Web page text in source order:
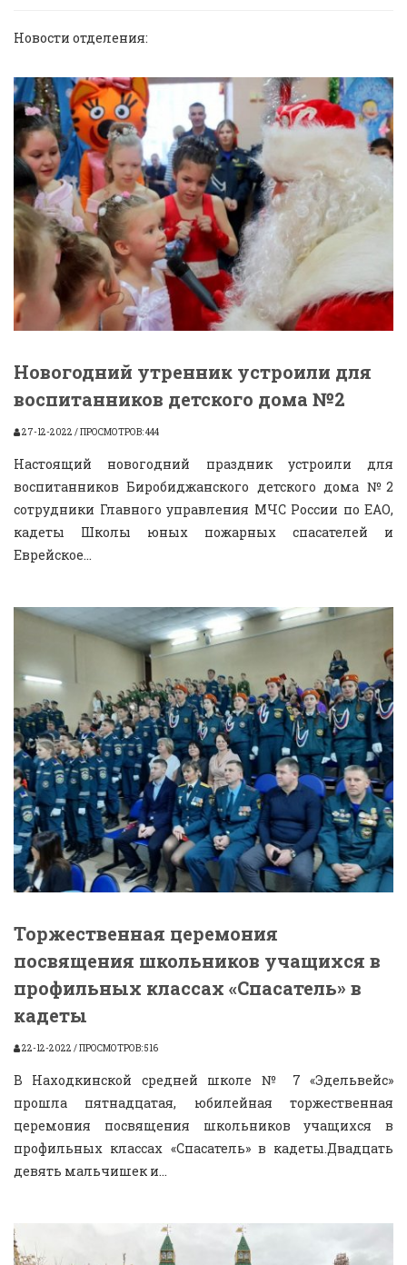
Новости отделения:
Новогодний утренник устроили для
воспитанников детского дома №2
27-12-2022 / ПРОСМОТРОВ: 444
Настоящий новогодний праздник устроили для
воспитанников Биробиджанского детского дома №2
сотрудники Главного управления МЧС России по ЕАО,
кадеты Школы юных пожарных спасателей и
Еврейское...
Торжественная церемония
посвящения школьников учащихся в
профильных классах «Спасатель» в
кадеты
22-12-2022 / ПРОСМОТРОВ: 516
В Находкинской средней школе № 7 «Эдельвейс»
прошла пятнадцатая, юбилейная торжественная
церемония посвящения школьников учащихся в
профильных классах «Спасатель» в кадеты.Двадцать
девять мальчишек и...